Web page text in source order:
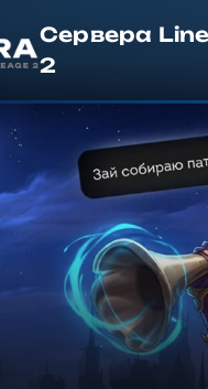
Сервера
2